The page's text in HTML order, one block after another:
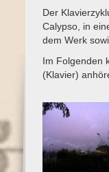
Der
Calypso, in
dem Werk
Im Folgenden
(Klavier)